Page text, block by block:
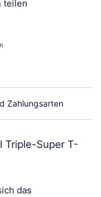
teilen
Zahlungsarten
Triple-Super T-
das